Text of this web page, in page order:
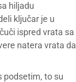
hiljadu
ključar je u
ispred vrata sa
natera vrata da
podsetim, to su